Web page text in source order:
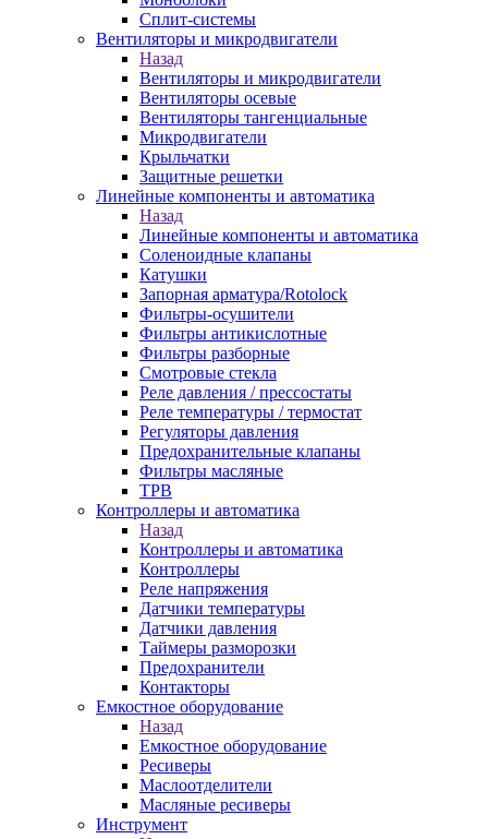
Сплит-системы
Вентиляторы и микродвигатели
Назад
Вентиляторы и микродвигатели
Вентиляторы осевые
Вентиляторы тангенциальные
Микродвигатели
Крыльчатки
Защитные решетки
Линейные компоненты и автоматика
Назад
Линейные компоненты и автоматика
Соленоидные клапаны
Катушки
Запорная арматура/Rotolock
Фильтры-осушители
Фильтры антикислотные
Фильтры разборные
Смотровые стекла
Реле давления / прессостаты
Реле температуры / термостат
Регуляторы давления
Предохранительные клапаны
Фильтры масляные
ТРВ
Контроллеры и автоматика
Назад
Контроллеры и автоматика
Контроллеры
Реле напряжения
Датчики температуры
Датчики давления
Таймеры разморозки
Предохранители
Контакторы
Емкостное оборудование
Назад
Емкостное оборудование
Ресиверы
Маслоотделители
Масляные ресиверы
Инструмент